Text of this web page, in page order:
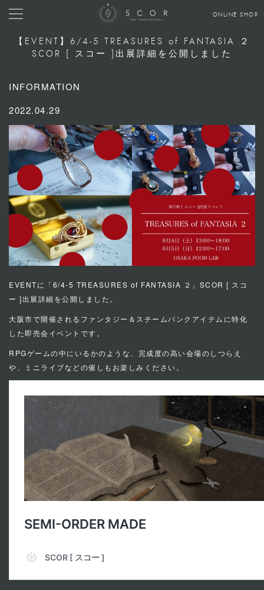
ONLINE SHOP
【EVENT】6/4-5 TREASURES of FANTASIA ２
SCOR [ スコー ]出展詳細を公開しました
INFORMATION
2022.04.29
EVENTに「6/4-5 TREASURES of FANTASIA ２ 」SCOR [ スコ
ー ]出展詳細を公開しました。
大阪市で開催されるファンタジー＆スチームパンクアイテムに特化
した即売会イベントです。
RPGゲームの中にいるかのような、完成度の高い会場のしつらえ
や、ミニライブなどの催しもお楽しみください。